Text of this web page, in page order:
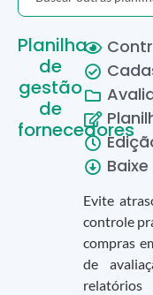
Planilha
de
gestão
de
fornecedores
Evite
controle
compras
de
relatórios